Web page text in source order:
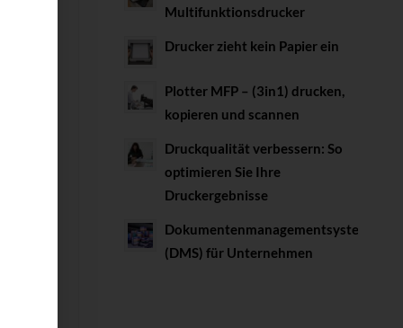
Multifunktionsdrucker
Drucker zieht kein Papier ein
Plotter MFP – (3in1) drucken,
kopieren und scannen
Druckqualität verbessern: So
optimieren Sie Ihre
Druckergebnisse
Dokumentenmanagementsystem
(DMS) für Unternehmen